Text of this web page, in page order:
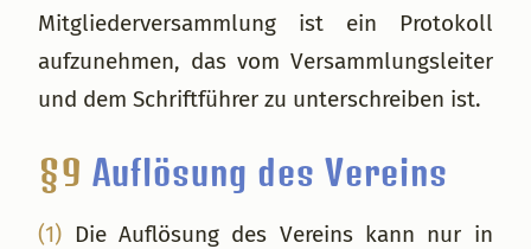
Mitgliederversammlung ist ein Protokoll
aufzunehmen, das vom Versammlungsleiter
und dem Schriftführer zu unterschreiben ist.
§9 Auflösung des Vereins
(1) Die Auflösung des Vereins kann nur in